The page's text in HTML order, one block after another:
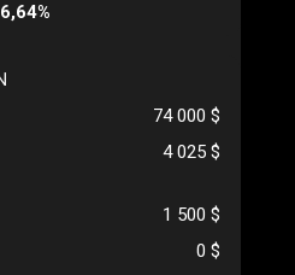
6,64%
74 000 $
4 025 $
1 500 $
0 $